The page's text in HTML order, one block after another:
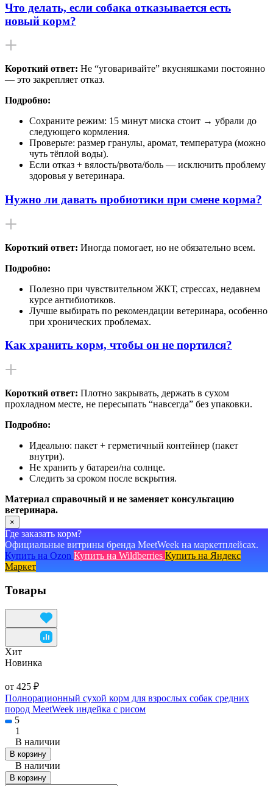
Что делать, если собака отказывается есть
новый корм?
Короткий ответ: Не “уговаривайте” вкусняшками постоянно
— это закрепляет отказ.
Подробно:
Сохраните режим: 15 минут миска стоит → убрали до
следующего кормления.
Проверьте: размер гранулы, аромат, температура (можно
чуть тёплой воды).
Если отказ + вялость/рвота/боль — исключить проблему
здоровья у ветеринара.
Нужно ли давать пробиотики при смене корма?
Короткий ответ: Иногда помогает, но не обязательно всем.
Подробно:
Полезно при чувствительном ЖКТ, стрессах, недавнем
курсе антибиотиков.
Лучше выбирать по рекомендации ветеринара, особенно
при хронических проблемах.
Как хранить корм, чтобы он не портился?
Короткий ответ: Плотно закрывать, держать в сухом
прохладном месте, не пересыпать “навсегда” без упаковки.
Подробно:
Идеально: пакет + герметичный контейнер (пакет
внутри).
Не хранить у батареи/на солнце.
Следить за сроком после вскрытия.
Материал справочный и не заменяет консультацию
ветеринара.
×
Где заказать корм?
Официальные витрины бренда MeetWeek на маркетплейсах.
Купить на Ozon Купить на Wildberries Купить на Яндекс
Маркет
Товары
Хит
Новинка
от 425 ₽
Полнорационный сухой корм для взрослых собак средних
пород MeetWeek индейка с рисом
5
1
В наличии
В корзину
В наличии
В корзину